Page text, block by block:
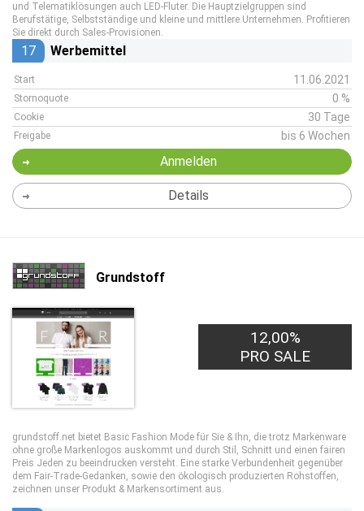
und Telematiklösungen auch LED-Fluter. Die Hauptzielgruppen sind
Berufstätige, Selbstständige und kleine und mittlere Unternehmen. Profitieren
Sie direkt durch Sales-Provisionen.
17 Werbemittel
Start 11.06.2021
Stornoquote 0 %
Cookie 30 Tage
Freigabe bis 6 Wochen
Anmelden
Details
Grundstoff
12,00%
PRO SALE
grundstoff.net bietet Basic Fashion Mode für Sie & Ihn, die trotz Markenware
ohne große Markenlogos auskommt und durch Stil, Schnitt und einen fairen
Preis Jeden zu beeindrucken versteht. Eine starke Verbundenheit gegenüber
dem Fair-Trade-Gedanken, sowie den ökologisch produzierten Rohstoffen,
zeichnen unser Produkt & Markensortiment aus.